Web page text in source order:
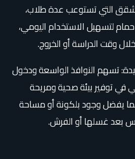
التي تستوعب عدة طلاب،
لتسهيل الاستخدام اليومي،
وقت الدراسة أو الخروج.
تسهم النوافذ الواسعة ودخول
توفير بيئة صحية ومريحة
يفضل وجود بلكونة أو مساحة
بعد غسلها أو الفرش.